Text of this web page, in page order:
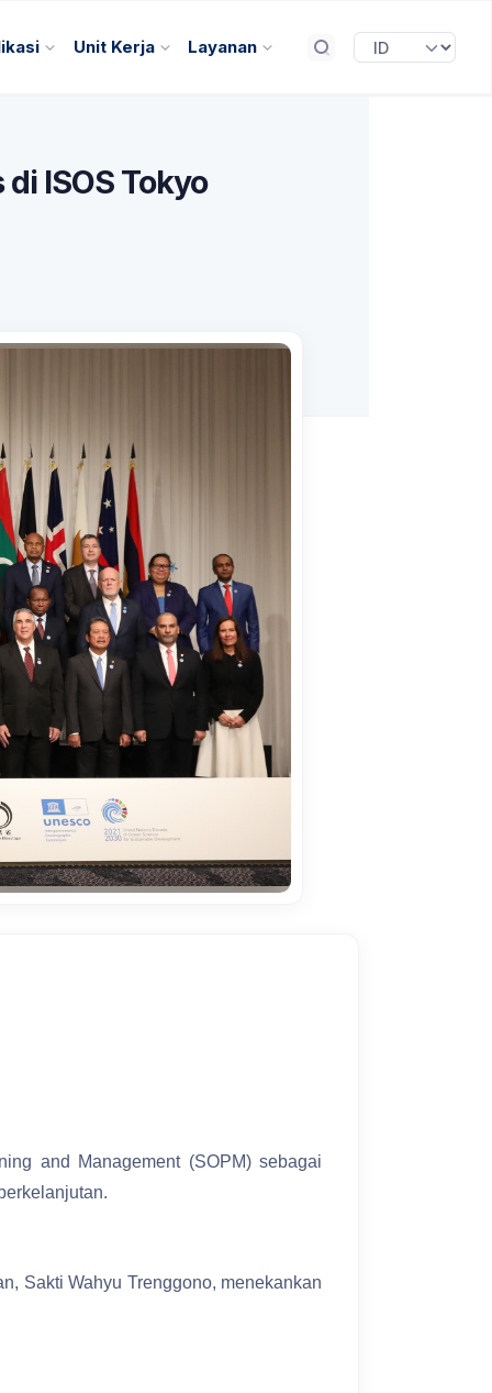
Unit Kerja Layanan
ISOS Tokyo
and Management (SOPM) sebagai
Sakti Wahyu Trenggono, menekankan